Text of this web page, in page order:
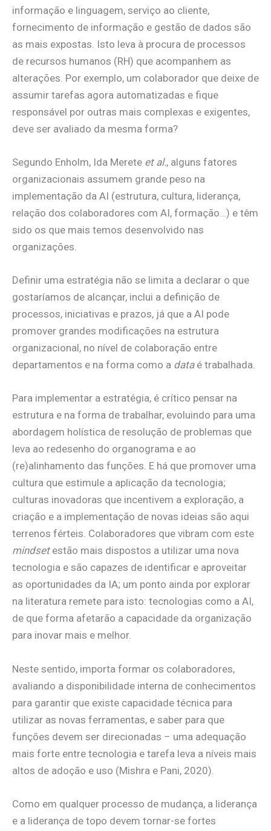
informação e linguagem, serviço ao cliente,
fornecimento de informação e gestão de dados são
as mais expostas. Isto leva à procura de processos
de recursos humanos (RH) que acompanhem as
alterações. Por exemplo, um colaborador que deixe de
assumir tarefas agora automatizadas e fique
responsável por outras mais complexas e exigentes,
deve ser avaliado da mesma forma?
Segundo Enholm, Ida Merete et al., alguns fatores
organizacionais assumem grande peso na
implementação da AI (estrutura, cultura, liderança,
relação dos colaboradores com AI, formação…) e têm
sido os que mais temos desenvolvido nas
organizações.
Definir uma estratégia não se limita a declarar o que
gostaríamos de alcançar, inclui a definição de
processos, iniciativas e prazos, já que a AI pode
promover grandes modificações na estrutura
organizacional, no nível de colaboração entre
departamentos e na forma como a dataé trabalhada.
Para implementar a estratégia, é crítico pensar na
estrutura e na forma de trabalhar, evoluindo para uma
abordagem holística de resolução de problemas que
leva ao redesenho do organograma e ao
(re)alinhamento das funções. E há que promover uma
cultura que estimule a aplicação da tecnologia;
culturas inovadoras que incentivem a exploração, a
criação e a implementação de novas ideias são aqui
terrenos férteis. Colaboradores que vibram com este
mindsetestão mais dispostos a utilizar uma nova
tecnologia e são capazes de identificar e aproveitar
as oportunidades da IA; um ponto ainda por explorar
na literatura remete para isto: tecnologias como a AI,
de que forma afetarão a capacidade da organização
para inovar mais e melhor.
Neste sentido, importa formar os colaboradores,
avaliando a disponibilidade interna de conhecimentos
para garantir que existe capacidade técnica para
utilizar as novas ferramentas, e saber para que
funções devem ser direcionadas – uma adequação
mais forte entre tecnologia e tarefa leva a níveis mais
altos de adoção e uso (Mishra e Pani, 2020).
Como em qualquer processo de mudança, a liderança
e a liderança de topo devem tornar-se fortes